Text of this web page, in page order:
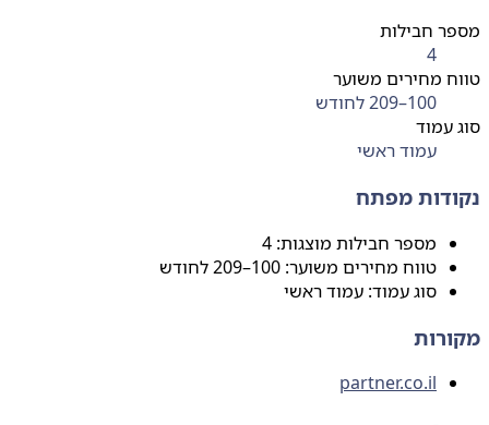
חבילות
מחירים משוער
עמוד ראשי
מפתח
מספר חבילות מוצגות: 4
טווח מחירים משוער: 100–209 לחודש
סוג עמוד: עמוד ראשי
partner.co.il